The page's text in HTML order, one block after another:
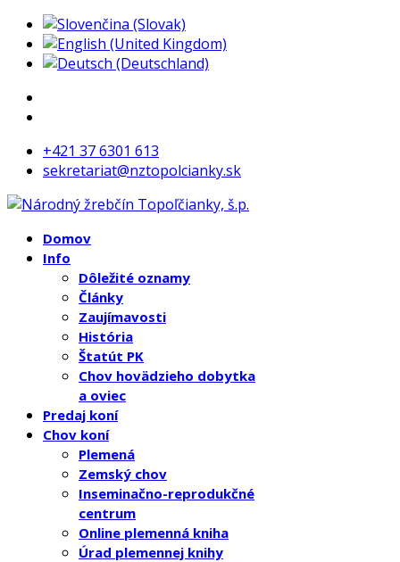
+421 37 6301 613
sekretariat@nztopolcianky.sk
Domov
Info
Dôležité oznamy
Články
Zaujímavosti
História
Štatút PK
Chov hovädzieho dobytka
a oviec
Predaj koní
Chov koní
Plemená
Zemský chov
Inseminačno-reprodukčné
centrum
Online plemenná kniha
Úrad plemennej knihy